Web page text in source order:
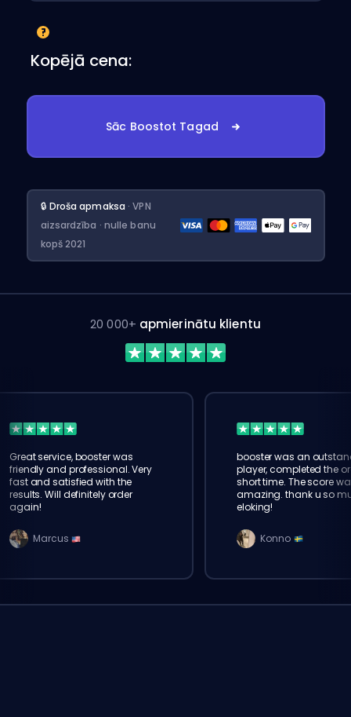
Kopējā cena:
Sāc Boostot Tagad
🔒 Droša apmaksa · VPN
aizsardzība · nulle banu
kopš 2021
20 000+ apmierinātu klientu
Great service, booster was
friendly and professional. Very
fast and satisfied with the
results. Will definitely order
again!
Marcus
booster was an
player, completed the
short time. The score
amazing. thank u so
eloking!
Konno